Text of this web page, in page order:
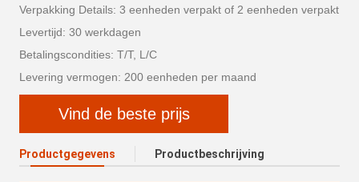
Verpakking Details: 3 eenheden verpakt of 2 eenheden verpakt
Levertijd: 30 werkdagen
Betalingscondities: T/T, L/C
Levering vermogen: 200 eenheden per maand
Vind de beste prijs
Productgegevens Productbeschrijving